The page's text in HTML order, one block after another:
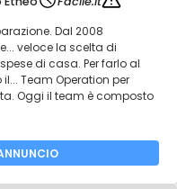
Dal 2008
veloce la scelta di
di casa. Per farlo al
Team Operation per
Oggi il team è composto